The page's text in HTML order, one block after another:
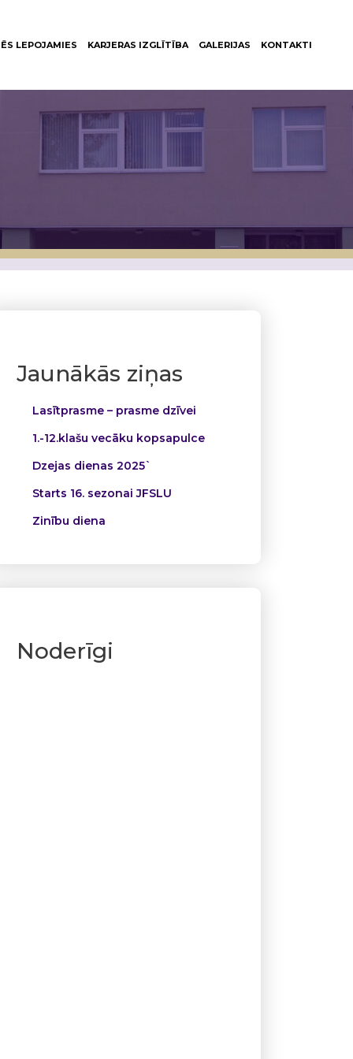
LEPOJAMIES KARJERAS IZGLĪTĪBA GALERIJAS KONTAKTI
Jaunākās ziņas
Lasītprasme – prasme dzīvei
1.-12.klašu vecāku kopsapulce
Dzejas dienas 2025`
Starts 16. sezonai JFSLU
Zinību diena
Noderīgi